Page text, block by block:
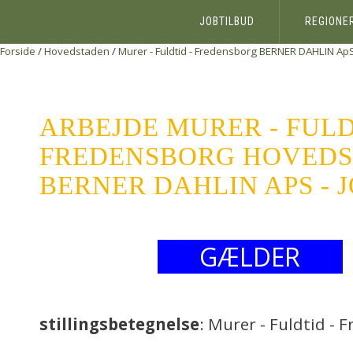
JOBTILBUD
Forside /Hovedstaden /Murer - Fuldtid - FredensborgBERNER DAHLIN
ARBEJDE MURER -
FREDENSBORG
BERNER DAHLIN APS -
GÆLDER
stillingsbetegnelse: Murer - Fuldtid -